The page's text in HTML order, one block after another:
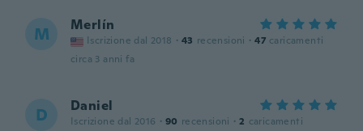
M Merlín
Iscrizione dal 2018 · 43 recensioni · 47 caricamenti
circa 3 anni fa
D Daniel
Iscrizione dal 2016 · 90 recensioni · 2 caricamenti